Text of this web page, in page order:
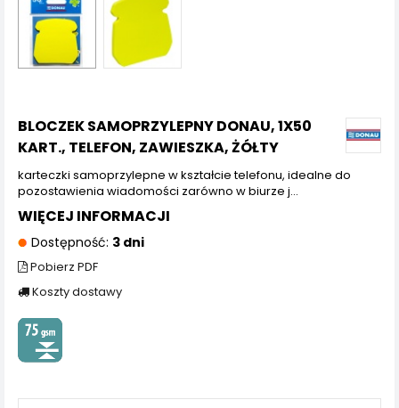
BLOCZEK SAMOPRZYLEPNY DONAU, 1X50
KART., TELEFON, ZAWIESZKA, ŻÓŁTY
karteczki samoprzylepne w kształcie telefonu, idealne do
pozostawienia wiadomości zarówno w biurze j...
WIĘCEJ INFORMACJI
Dostępność: 3 dni
Pobierz PDF
Koszty dostawy